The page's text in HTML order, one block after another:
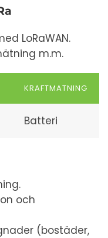
LoRaWAN.
m.m.
KRAFTMATNING
Batteri
och
(bostäder,